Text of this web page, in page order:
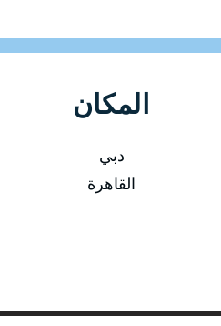
المكان
دبي
القاهرة